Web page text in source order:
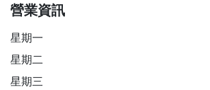
營業資訊
星期一
星期二
星期三